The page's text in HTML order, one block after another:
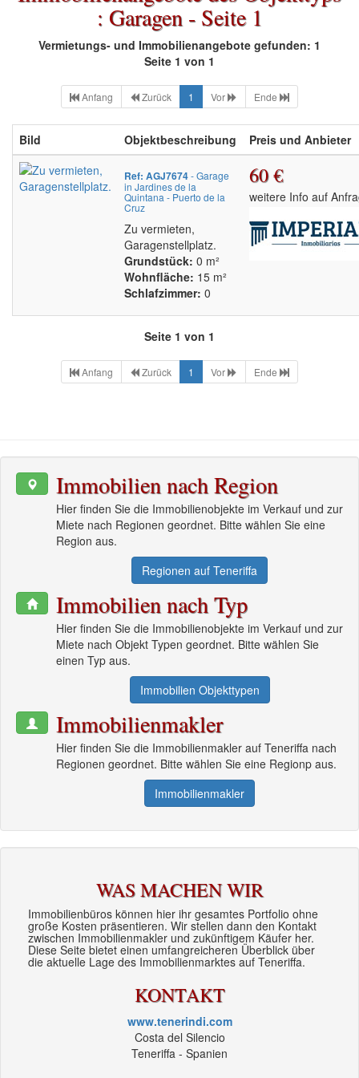
: Garagen - Seite 1
Vermietungs- und Immobilienangebote gefunden: 1
Seite 1 von 1
Anfang Zurück 1 Vor Ende
Bild Objektbeschreibung Preis und Anbieter
Ref: AGJ7674- Garage
in Jardines de la
Quintana - Puerto de la
Cruz
Zu vermieten,
Garagenstellplatz.
Grundstück: 0 m²
Wohnfläche: 15 m²
Schlafzimmer: 0
60 €
weitere Info auf
Seite 1 von 1
Anfang Zurück 1 Vor Ende
Immobilien nach Region
Hier finden Sie die Immobilienobjekte im Verkauf und zur
Miete nach Regionen geordnet. Bitte wählen Sie eine
Region aus.
Regionen auf Teneriffa
Immobilien nach Typ
Hier finden Sie die Immobilienobjekte im Verkauf und zur
Miete nach Objekt Typen geordnet. Bitte wählen Sie
einen Typ aus.
Immobilien Objekttypen
Immobilienmakler
Hier finden Sie die Immobilienmakler auf Teneriffa nach
Regionen geordnet. Bitte wählen Sie eine Regionp aus.
Immobilienmakler
WAS MACHEN WIR
Immobilienbüros können hier ihr gesamtes Portfolio ohne
große Kosten präsentieren. Wir stellen dann den Kontakt
zwischen Immobilienmakler und zukünftigem Käufer her.
Diese Seite bietet einen umfangreicheren Überblick über
die aktuelle Lage des Immobilienmarktes auf Teneriffa.
KONTAKT
www.tenerindi.com
Costa del Silencio
Teneriffa - Spanien